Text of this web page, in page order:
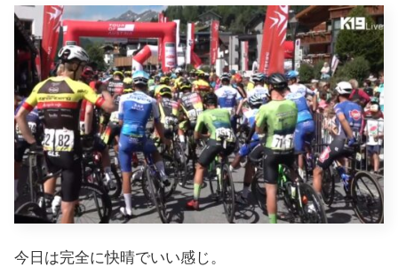
今日は完全に快晴でいい感じ。